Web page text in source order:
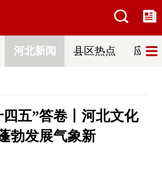
河北新闻 县区热点 应急
五”答卷丨河北文化
勃发展气象新